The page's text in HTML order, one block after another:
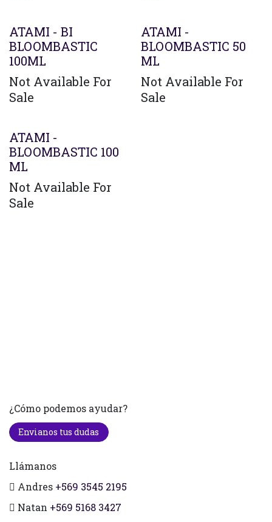
ATAMI - BI
BLOOMBASTIC
100ML
Not Available For
Sale
ATAMI -
BLOOMBASTIC 50
ML
Not Available For
Sale
ATAMI -
BLOOMBASTIC 100
ML
Not Available For
Sale
¿Cómo podemos ayudar?
Envianos tus dudas
Llámanos
Andres +569 3545 2195
Natan +569 5168 3427